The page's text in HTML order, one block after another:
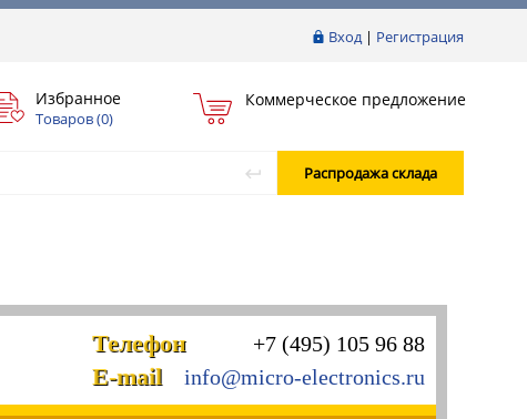
Вход| Регистрация
Избранное
Товаров (0)
Коммерческое предложение
Распродажа склада
Телефон +7 (495) 105 96 88
E-mail info@micro-electronics.ru